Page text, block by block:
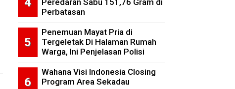
Peredaran Sabu 151,76 Gram di
Perbatasan
Penemuan Mayat Pria di
Tergeletak Di Halaman Rumah
Warga, Ini Penjelasan Polisi
Wahana Visi Indonesia Closing
Program Area Sekadau